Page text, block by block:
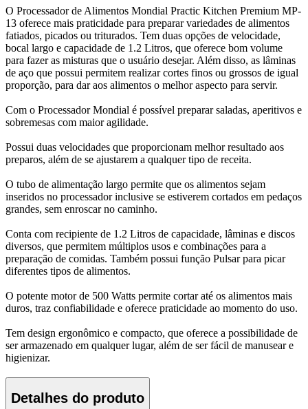
O Processador de Alimentos Mondial Practic Kitchen Premium MP-
13 oferece mais praticidade para preparar variedades de alimentos
fatiados, picados ou triturados. Tem duas opções de velocidade,
bocal largo e capacidade de 1.2 Litros, que oferece bom volume
para fazer as misturas que o usuário desejar. Além disso, as lâminas
de aço que possui permitem realizar cortes finos ou grossos de igual
proporção, para dar aos alimentos o melhor aspecto para servir.
Com o Processador Mondial é possível preparar saladas, aperitivos e
sobremesas com maior agilidade.
Possui duas velocidades que proporcionam melhor resultado aos
preparos, além de se ajustarem a qualquer tipo de receita.
O tubo de alimentação largo permite que os alimentos sejam
inseridos no processador inclusive se estiverem cortados em pedaços
grandes, sem enroscar no caminho.
Conta com recipiente de 1.2 Litros de capacidade, lâminas e discos
diversos, que permitem múltiplos usos e combinações para a
preparação de comidas. Também possui função Pulsar para picar
diferentes tipos de alimentos.
O potente motor de 500 Watts permite cortar até os alimentos mais
duros, traz confiabilidade e oferece praticidade ao momento do uso.
Tem design ergonômico e compacto, que oferece a possibilidade de
ser armazenado em qualquer lugar, além de ser fácil de manusear e
higienizar.
Detalhes do produto